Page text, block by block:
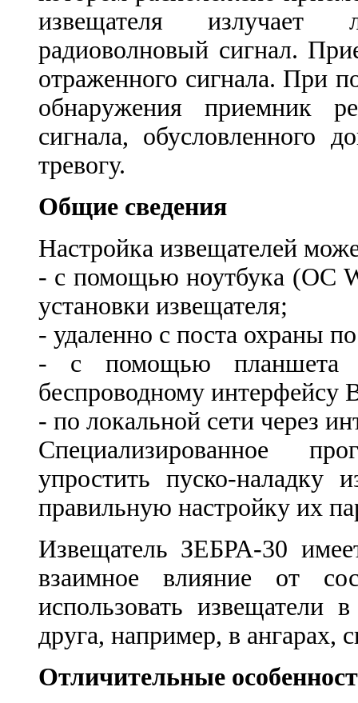
извещателя излучает
радиоволновый сигнал.
отраженного сигнала. При
обнаружения приемник
сигнала, обусловленного
тревогу.
Общие сведения
Настройка извещателей
- с помощью ноутбука (ОС
установки извещателя;
- удаленно с поста охраны
- с помощью планшета
беспроводному интерфейсу
- по локальной сети через
Специализированное
упростить пуско-наладку
правильную настройку их
Извещатель ЗЕБРА-30
взаимное влияние от
использовать извещатели
друга, например, в ангарах,
Отличительные